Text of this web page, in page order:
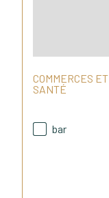
COMMERCES ET
SANTÉ
bar